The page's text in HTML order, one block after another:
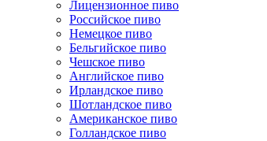
Лицензионное пиво
Российское пиво
Немецкое пиво
Бельгийское пиво
Чешское пиво
Английское пиво
Ирландское пиво
Шотландское пиво
Американское пиво
Голландское пиво